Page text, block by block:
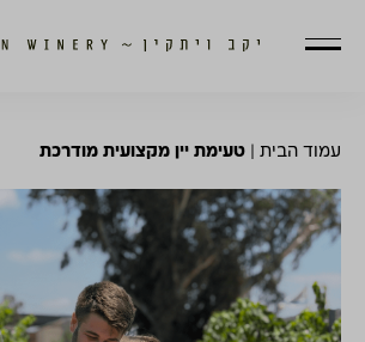
עמוד הבית |טעימת יין מקצועית מודרכת